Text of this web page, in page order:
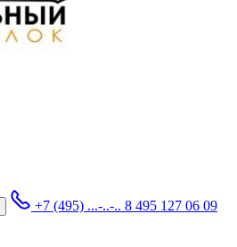
+7 (495) ...-..-.. 8 495 127 06 09